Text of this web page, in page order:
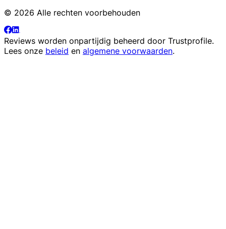
© 2026 Alle rechten voorbehouden
Reviews worden onpartijdig beheerd door Trustprofile.
Lees onze beleid en algemene voorwaarden.